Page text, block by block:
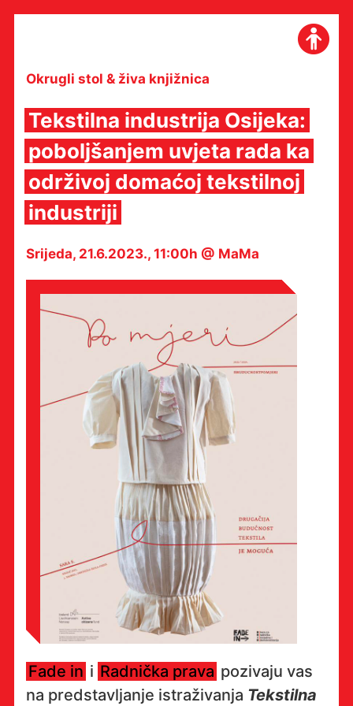
content
Okrugli stol & živa knjižnica
Tekstilna industrija Osijeka:
poboljšanjem uvjeta rada ka
održivoj domaćoj tekstilnoj
industriji
Srijeda, 21.6.2023., 11:00h @ MaMa
Fade in i Radnička prava pozivaju vas
na predstavljanje istraživanja Tekstilna